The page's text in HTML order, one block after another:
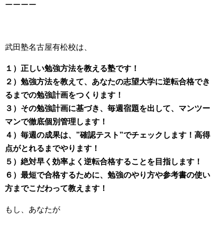
ーーーー
武田塾名古屋有松校は、
１）正しい勉強方法を教える塾です！
２）勉強方法を教えて、あなたの志望大学に逆転合格でき
るまでの勉強計画をつくります！
３）その勉強計画に基づき、毎週宿題を出して、マンツー
マンで徹底個別管理します！
４）毎週の成果は、”確認テスト”でチェックします！高得
点がとれるまでやります！
５）絶対早く効率よく逆転合格することを目指します！
６）最短で合格するために、勉強のやり方や参考書の使い
方までこだわって教えます！
もし、あなたが